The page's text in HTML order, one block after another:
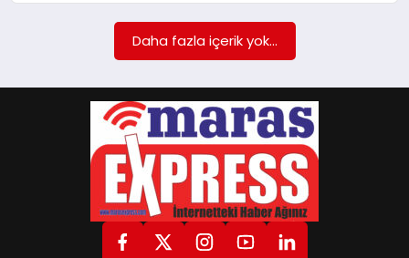
Daha fazla içerik yok...